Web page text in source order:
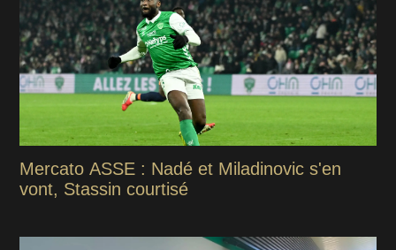
Mercato ASSE : Nadé et Miladinovic s'en
vont, Stassin courtisé